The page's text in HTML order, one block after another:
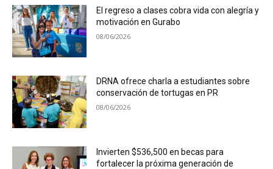
El regreso a clases cobra vida con alegría y
motivación en Gurabo
08/06/2026
DRNA ofrece charla a estudiantes sobre
conservación de tortugas en PR
08/06/2026
Invierten $536,500 en becas para
fortalecer la próxima generación de